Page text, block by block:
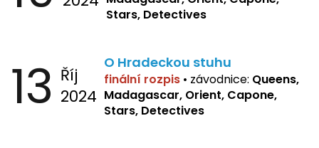
Stars, Detectives
13 Říj
2024
O Hradeckou stuhu
finální rozpis • závodnice: Queens,
Madagascar, Orient, Capone,
Stars, Detectives